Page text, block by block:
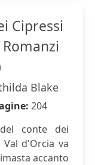
Cipressi
Blake
204
conte dei
d'Orcia va
accanto